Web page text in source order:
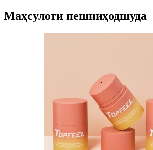
Маҳсулоти пешниҳодшуда